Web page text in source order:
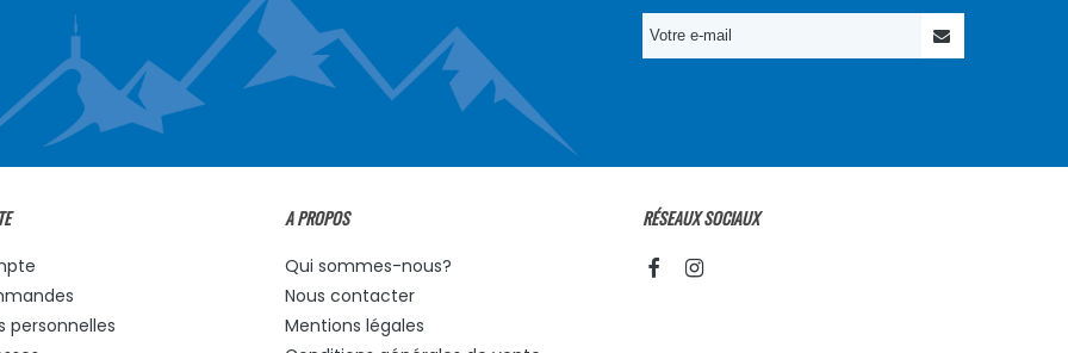
personnelles
A PROPOS
Qui sommes-nous?
Nous contacter
Mentions légales
RÉSEAUX SOCIAUX